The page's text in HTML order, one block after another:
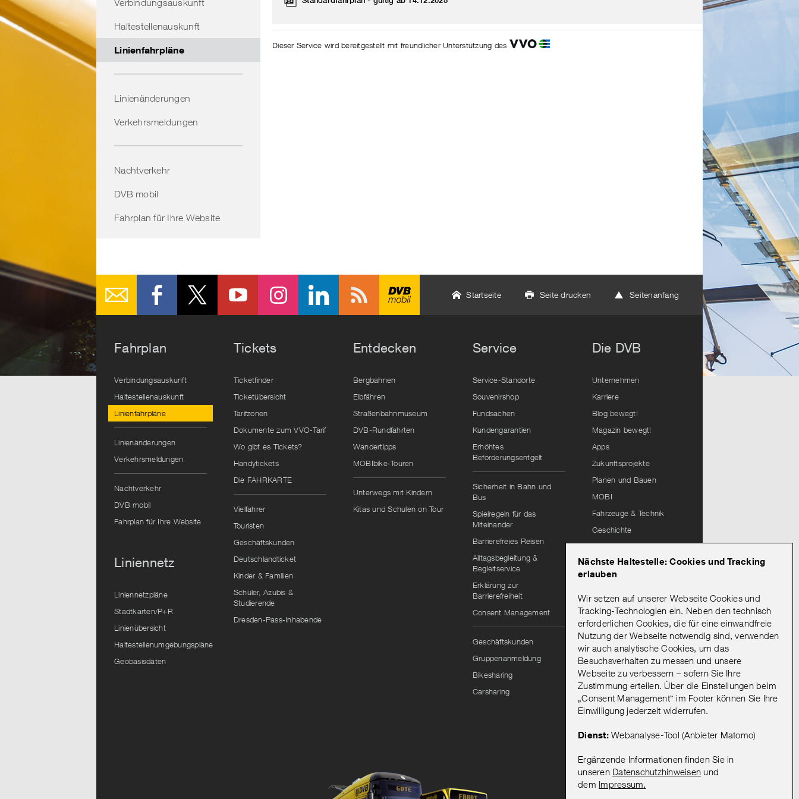
Nächste Haltestelle: Cookies und Tracking
erlauben
Wir setzen auf unserer Webseite Cookies und
Tracking-Technologien ein. Neben den technisch
erforderlichen Cookies, die für eine einwandfreie
Nutzung der Webseite notwendig sind, verwenden
wir auch analytische Cookies, um das
Besuchsverhalten zu messen und unsere
Webseite zu verbessern – sofern Sie Ihre
Zustimmung erteilen. Über die Einstellungen beim
„Consent Management“ im Footer können Sie Ihre
Einwilligung jederzeit widerrufen.
Dienst:Webanalyse-Tool (Anbieter Matomo)
Ergänzende Informationen finden Sie in
unseren Datenschutzhinweisen und
dem Impressum.
Verbindungsauskunft
Haltestellenauskunft
Linienfahrpläne
Linienänderungen
Verkehrsmeldungen
Nachtverkehr
DVB mobil
Fahrplan für Ihre Website
Dieser Service wird bereitgestellt mit freundlicher Unterstützung des
Startseite Seite drucken Seitenanfang
Fahrplan
Verbindungsauskunft
Haltestellenauskunft
Linienfahrpläne
Linienänderungen
Verkehrsmeldungen
Nachtverkehr
DVB mobil
Fahrplan für Ihre Website
Liniennetz
Liniennetzpläne
Stadtkarten/P+R
Linienübersicht
Haltestellenumgebungspläne
Geobasisdaten
Tickets
Ticketfinder
Ticketübersicht
Tarifzonen
Dokumente zum VVO-Tarif
Wo gibt es Tickets?
Handytickets
Die FAHRKARTE
Vielfahrer
Touristen
Geschäftskunden
Deutschlandticket
Kinder & Familien
Schüler, Azubis &
Studierende
Dresden-Pass-Inhabende
Entdecken
Bergbahnen
Elbfähren
Straßenbahnmuseum
DVB-Rundfahrten
Wandertipps
MOBIbike-Touren
Unterwegs mit Kindern
Kitas und Schulen on Tour
Service
Service-Standorte
Souvenirshop
Fundsachen
Kundengarantien
Erhöhtes
Beförderungsentgelt
Sicherheit in Bahn und
Bus
Spielregeln für das
Miteinander
Barrierefreies Reisen
Alltagsbegleitung &
Begleitservice
Erklärung zur
Barrierefreiheit
Consent Management
Geschäftskunden
Gruppenanmeldung
Bikesharing
Carsharing
Die DVB
Unternehmen
Karriere
Blog bewegt!
Magazin bewegt!
Apps
Zukunftsprojekte
Planen und Bauen
MOBI
Fahrzeuge & Technik
Geschichte
Lieferantenportal
Leitungsauskunft
Mein Abo
Onlineportal Mein Abo
Mein Abo: Hinweise zur
Bestellung & Registrierung
Abonnements
Abo kündigen